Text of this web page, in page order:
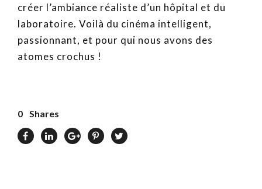
créer l’ambiance réaliste d’un hôpital et du
laboratoire. Voilà du cinéma intelligent,
passionnant, et pour qui nous avons des
atomes crochus !
0 Shares